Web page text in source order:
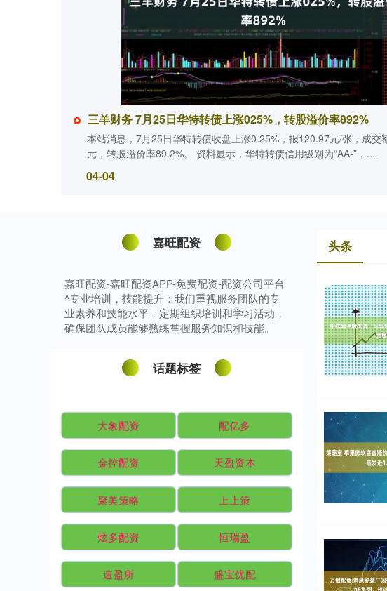
三羊财务 7月25日华特转债上涨025%，转股溢价率892%
本站消息，7月25日华特转债收盘上涨0.25%，报120.97元/张，成交
元，转股溢价率89.2%。 资料显示，华特转债信用级别为“AA-”，....
04-04
头条
嘉旺配资
嘉旺配资-嘉旺配资APP-免费配资-配资公司平台
^专业培训，技能提升：我们重视服务团队的专
业素养和技能水平，定期组织培训和学习活动，
确保团队成员能够熟练掌握服务知识和技能。
话题标签
大象配资 配亿多
金控配资 天盈资本
聚美策略 上上策
炫多配资 恒瑞盈
速盈所 盛宝优配